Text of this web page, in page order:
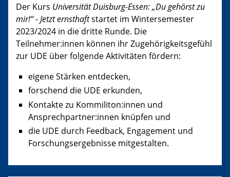
Der Kurs Universität Duisburg-Essen: „Du gehörst zu
mir!“ - Jetzt ernsthaftstartet im Wintersemester
2023/2024 in die dritte Runde. Die
Teilnehmer:innen können ihr Zugehörigkeitsgefühl
zur UDE über folgende Aktivitäten fördern:
eigene Stärken entdecken,
forschend die UDE erkunden,
Kontakte zu Kommiliton:innen und
Ansprechpartner:innen knüpfen und
die UDE durch Feedback, Engagement und
Forschungsergebnisse mitgestalten.